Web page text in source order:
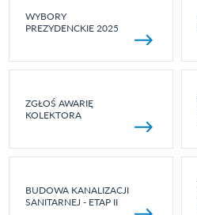
WYBORY
PREZYDENCKIE 2025
ZGŁOŚ AWARIĘ
KOLEKTORA
BUDOWA KANALIZACJI
SANITARNEJ - ETAP II